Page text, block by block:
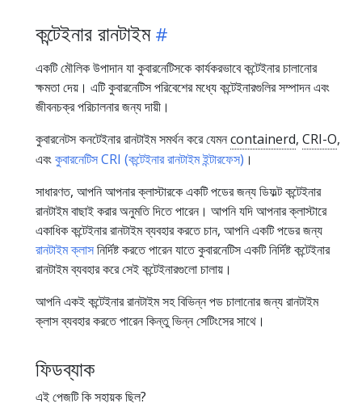
কন্টেইনার রানটাইম
একটি মৌলিক উপাদান যা কুবারনেটিসকে কার্যকরভাবে কন্টেইনার চালানোর
ক্ষমতা দেয়। এটি কুবারনেটিস পরিবেশের মধ্যে কন্টেইনারগুলির সম্পাদন এবং
জীবনচক্র পরিচালনার জন্য দায়ী।
কুবারনেটস কনটেইনার রানটাইম সমর্থন করে যেমনcontainerd, CRI-O,
এবংকুবারনেটিস CRI (কন্টেইনার রানটাইম ইন্টারফেস) ।
সাধারণত, আপনি আপনার ক্লাস্টারকে একটি পডের জন্য ডিফল্ট কন্টেইনার
রানটাইম বাছাই করার অনুমতি দিতে পারেন। আপনি যদি আপনার ক্লাস্টারে
একাধিক কন্টেইনার রানটাইম ব্যবহার করতে চান, আপনি একটি পডের জন্য
রানটাইম ক্লাসনির্দিষ্ট করতে পারেন যাতে কুবারনেটিস একটি নির্দিষ্ট কন্টেইনার
রানটাইম ব্যবহার করে সেই কন্টেইনারগুলো চালায়।
আপনি একই কন্টেইনার রানটাইম সহ বিভিন্ন পড চালানোর জন্য রানটাইম
ক্লাস ব্যবহার করতে পারেন কিন্তু ভিন্ন সেটিংসের সাথে।
ফিডব্যাক
এই পেজটি কি সহায়ক ছিল?